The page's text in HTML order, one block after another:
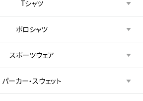
Tシャツ
ポロシャツ
スポーツウェア
パーカー・スウェット